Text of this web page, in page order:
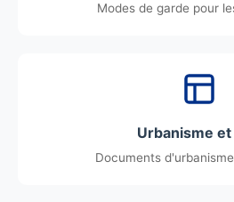
Modes de garde pour
Urbanisme et
Documents